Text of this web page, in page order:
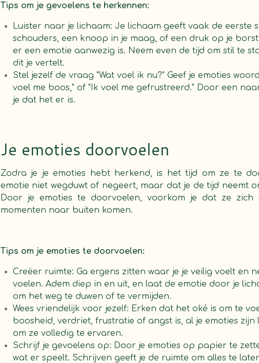
Tips om je gevoelens te herkennen:
Luister naar je lichaam: Je lichaam geeft vaak de eerste
schouders, een knoop in je maag, of een druk op je
er een emotie aanwezig is. Neem even de tijd om stil te
dit je vertelt.
Stel jezelf de vraag "Wat voel ik nu?" Geef je emoties
voel me boos," of "Ik voel me gefrustreerd." Door een
je dat het er is.
Je emoties doorvoelen
Zodra je je emoties hebt herkend, is het tijd om ze te
emotie niet wegduwt of negeert, maar dat je de tijd neemt
Door je emoties te doorvoelen, voorkom je dat ze zich
momenten naar buiten komen.
Tips om je emoties te doorvoelen:
Creëer ruimte: Ga ergens zitten waar je je veilig voelt en
voelen. Adem diep in en uit, en laat de emotie door je
om het weg te duwen of te vermijden.
Wees vriendelijk voor jezelf: Erken dat het oké is om te
boosheid, verdriet, frustratie of angst is, al je emoties zijn
om ze volledig te ervaren.
Schrijf je gevoelens op: Door je emoties op papier te
wat er speelt. Schrijven geeft je de ruimte om alles te